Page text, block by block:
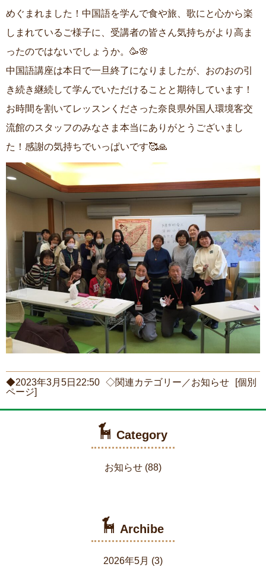
Category
お知らせ (88)
Archibe
2026年5月 (3)
めぐまれました！中国語を学んで食や旅、歌にと心から楽
しまれているご様子に、受講者の皆さん気持ちがより高ま
ったのではないでしょうか。🥳🌸
中国語講座は本日で一旦終了になりましたが、おのおの引
き続き継続して学んでいただけることと期待しています！
お時間を割いてレッスンくださった奈良県外国人環境客交
流館のスタッフのみなさま本当にありがとうございまし
た！感謝の気持ちでいっぱいです🥰🙏
◆2023年3月5日22:50 ◇関連カテゴリー／お知らせ
[個別
ページ]
プライバシーポリシー
リンク集
サイトマップ
プライバシーポリシー
リンク集
サイトマップ